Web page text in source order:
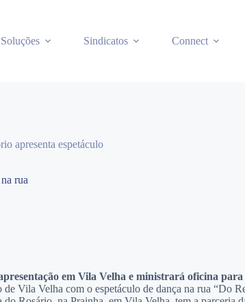
Soluções Sindicatos Connect
apresenta espetáculo
rua
em Vila Velha e ministrará oficina
Vila Velha com o espetáculo de dança na rua “Do